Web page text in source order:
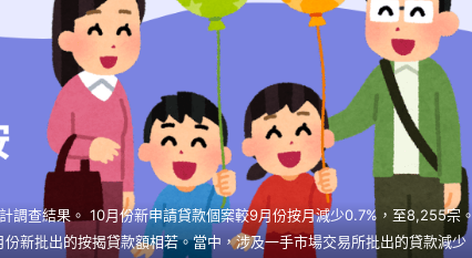
調查結果。 10月份新申請貸款個案較9月份按月減少0.7%，至8,255宗。
新批出的按揭貸款額相若。當中，涉及一手市場交易所批出的貸款減少